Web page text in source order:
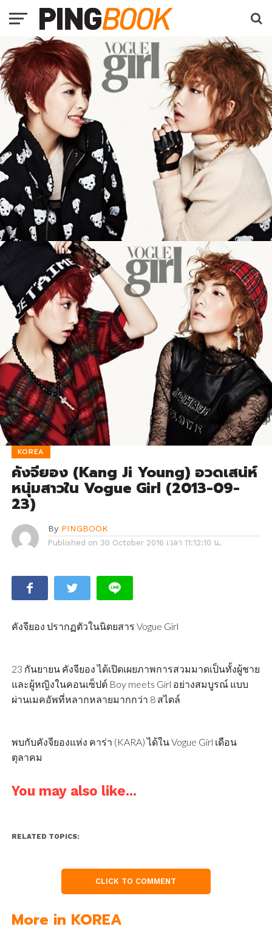
KOREA
คังจียอง (Kang Ji Young) อวดเสน่ห์
หนุ่มสาวใน Vogue Girl (2013-09-
23)
By PINGBOOK
Published on 30 October 2016 เวลา 11:12:10 น.
คังจียอง ปรากฏตัวในนิตยสาร Vogue Girl
23 กันยายน คังจียอง ได้เปิดเผยภาพการสวมมาดเป็นทั้งผู้ชาย
และผู้หญิงในคอนเซ็ปต์ Boy meets Girl อย่างสมบูรณ์ แบบ
ผ่านเมคอัพที่หลากหลายมากกว่า 8 สไตล์
พบกับคังจียองแห่ง คาร่า (KARA) ได้ใน Vogue Girl เดือน
ตุลาคม
You may also like...
RELATED TOPICS:
CLICK TO COMMENT
More in KOREA